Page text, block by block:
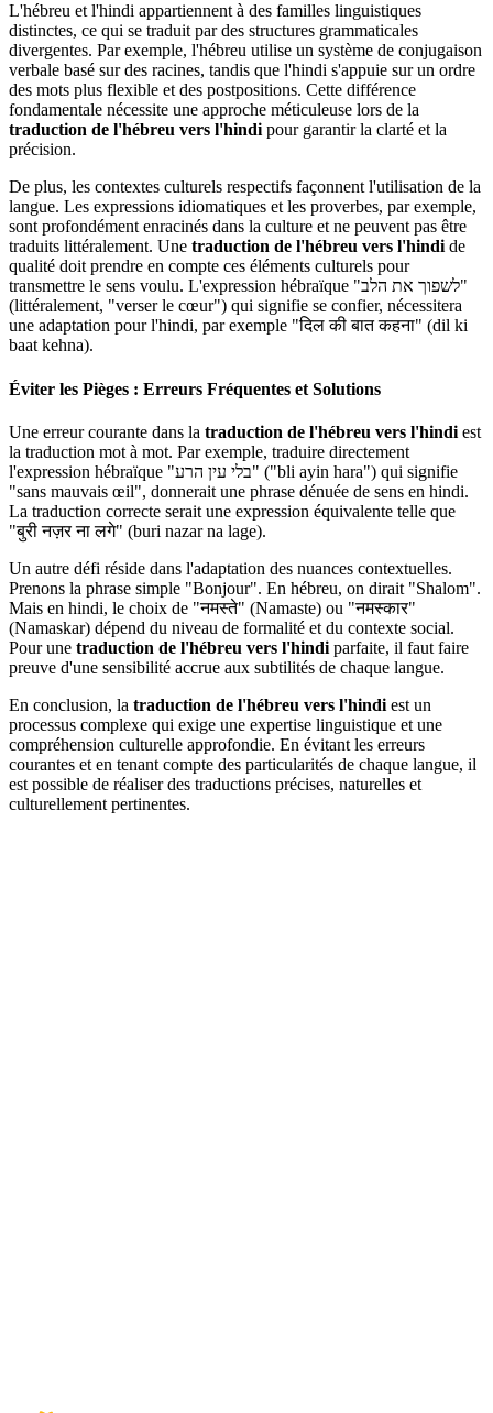
L'hébreu et l'hindi appartiennent à des familles linguistiques
distinctes, ce qui se traduit par des structures grammaticales
divergentes. Par exemple, l'hébreu utilise un système de conjugaison
verbale basé sur des racines, tandis que l'hindi s'appuie sur un ordre
des mots plus flexible et des postpositions. Cette différence
fondamentale nécessite une approche méticuleuse lors de la
traduction de l'hébreu vers l'hindi pour garantir la clarté et la
précision.
De plus, les contextes culturels respectifs façonnent l'utilisation de la
langue. Les expressions idiomatiques et les proverbes, par exemple,
sont profondément enracinés dans la culture et ne peuvent pas être
traduits littéralement. Une traduction de l'hébreu vers l'hindi de
qualité doit prendre en compte ces éléments culturels pour
transmettre le sens voulu. L'expression hébraïque "לשפוך את הלב"
(littéralement, "verser le cœur") qui signifie se confier, nécessitera
une adaptation pour l'hindi, par exemple "दिल की बात कहना" (dil ki
baat kehna).
Éviter les Pièges : Erreurs Fréquentes et Solutions
Une erreur courante dans la traduction de l'hébreu vers l'hindi est
la traduction mot à mot. Par exemple, traduire directement
l'expression hébraïque "בלי עין הרע" ("bli ayin hara") qui signifie
"sans mauvais œil", donnerait une phrase dénuée de sens en hindi.
La traduction correcte serait une expression équivalente telle que
"बुरी नज़र ना लगे" (buri nazar na lage).
Un autre défi réside dans l'adaptation des nuances contextuelles.
Prenons la phrase simple "Bonjour". En hébreu, on dirait "Shalom".
Mais en hindi, le choix de "नमस्ते" (Namaste) ou "नमस्कार"
(Namaskar) dépend du niveau de formalité et du contexte social.
Pour une traduction de l'hébreu vers l'hindi parfaite, il faut faire
preuve d'une sensibilité accrue aux subtilités de chaque langue.
En conclusion, la traduction de l'hébreu vers l'hindi est un
processus complexe qui exige une expertise linguistique et une
compréhension culturelle approfondie. En évitant les erreurs
courantes et en tenant compte des particularités de chaque langue, il
est possible de réaliser des traductions précises, naturelles et
culturellement pertinentes.